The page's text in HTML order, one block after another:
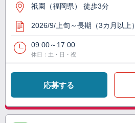
祇園（福岡県） 徒歩3分
2026/9/上旬～長期（3カ月以上）
09:00～17:00
休日：土・日・祝
応募する